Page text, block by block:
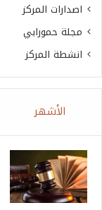
اصدارات المركز
مجلة حمورابي
انشطة المركز
الأشهر